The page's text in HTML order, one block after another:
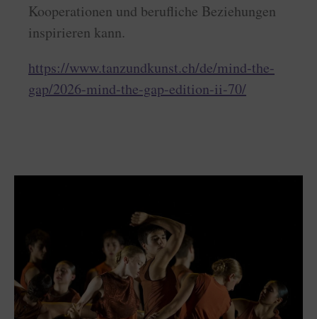
Kooperationen und berufliche Beziehungen
inspirieren kann.
https://www.tanzundkunst.ch/de/mind-the-
gap/2026-mind-the-gap-edition-ii-70/